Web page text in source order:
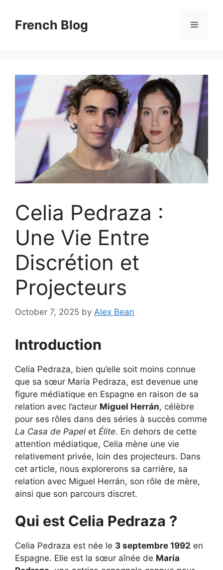
contentFrench Blog Menu
Celia Pedraza :
Une Vie Entre
Discrétion et
Projecteurs
October 7, 2025 by Alex Bean
Introduction
Celia Pedraza, bien qu’elle soit moins connue
que sa sœur María Pedraza, est devenue une
figure médiatique en Espagne en raison de sa
relation avec l’acteur Miguel Herrán, célèbre
pour ses rôles dans des séries à succès comme
La Casa de Papel et Élite. En dehors de cette
attention médiatique, Celia mène une vie
relativement privée, loin des projecteurs. Dans
cet article, nous explorerons sa carrière, sa
relation avec Miguel Herrán, son rôle de mère,
ainsi que son parcours discret.
Qui est Celia Pedraza ?
Celia Pedraza est née le 3 septembre 1992 en
Espagne. Elle est la sœur aînée de María